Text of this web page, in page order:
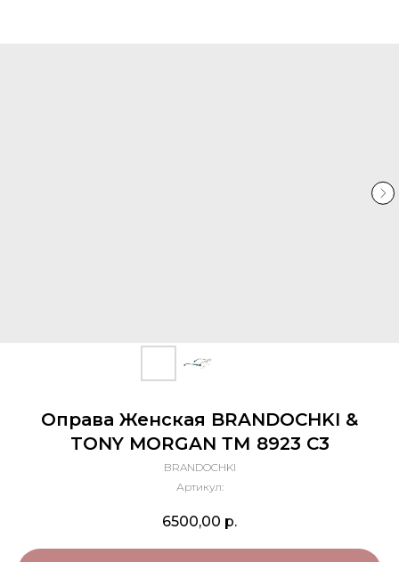
Оправа Женская BRANDOCHKI &
TONY MORGAN ТМ 8923 С3
BRANDOCHKI
Артикул:
6500,00 р.